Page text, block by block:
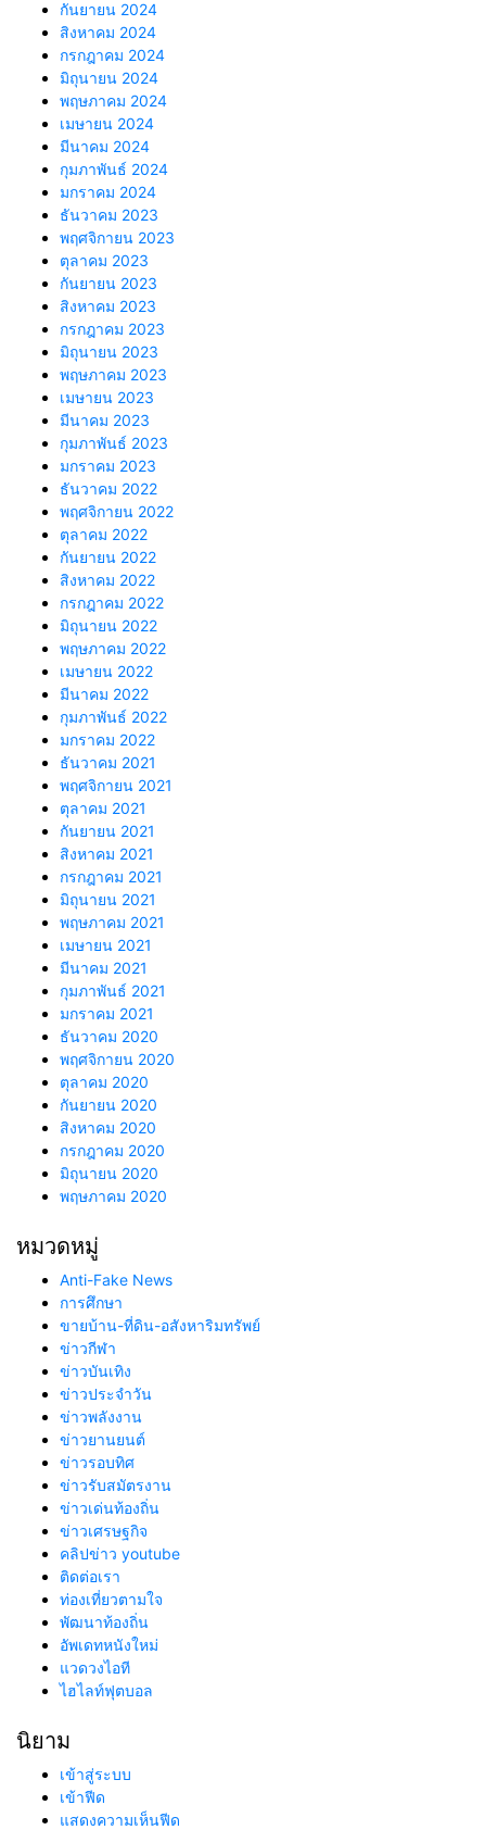
กันยายน 2024
สิงหาคม 2024
กรกฎาคม 2024
มิถุนายน 2024
พฤษภาคม 2024
เมษายน 2024
มีนาคม 2024
กุมภาพันธ์ 2024
มกราคม 2024
ธันวาคม 2023
พฤศจิกายน 2023
ตุลาคม 2023
กันยายน 2023
สิงหาคม 2023
กรกฎาคม 2023
มิถุนายน 2023
พฤษภาคม 2023
เมษายน 2023
มีนาคม 2023
กุมภาพันธ์ 2023
มกราคม 2023
ธันวาคม 2022
พฤศจิกายน 2022
ตุลาคม 2022
กันยายน 2022
สิงหาคม 2022
กรกฎาคม 2022
มิถุนายน 2022
พฤษภาคม 2022
เมษายน 2022
มีนาคม 2022
กุมภาพันธ์ 2022
มกราคม 2022
ธันวาคม 2021
พฤศจิกายน 2021
ตุลาคม 2021
กันยายน 2021
สิงหาคม 2021
กรกฎาคม 2021
มิถุนายน 2021
พฤษภาคม 2021
เมษายน 2021
มีนาคม 2021
กุมภาพันธ์ 2021
มกราคม 2021
ธันวาคม 2020
พฤศจิกายน 2020
ตุลาคม 2020
กันยายน 2020
สิงหาคม 2020
กรกฎาคม 2020
มิถุนายน 2020
พฤษภาคม 2020
หมวดหมู่
Anti-Fake News
การศึกษา
ขายบ้าน-ที่ดิน-อสังหาริมทรัพย์
ข่าวกีฬา
ข่าวบันเทิง
ข่าวประจำวัน
ข่าวพลังงาน
ข่าวยานยนต์
ข่าวรอบทิศ
ข่าวรับสมัตรงาน
ข่าวเด่นท้องถิ่น
ข่าวเศรษฐกิจ
คลิปข่าว youtube
ติดต่อเรา
ท่องเที่ยวตามใจ
พัฒนาท้องถิ่น
อัพเดทหนังใหม่
แวดวงไอที
ไฮไลท์ฟุตบอล
นิยาม
เข้าสู่ระบบ
เข้าฟีด
แสดงความเห็นฟีด